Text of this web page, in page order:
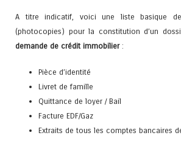
A titre indicatif, voici une liste basique
(photocopies) pour la constitution d’un
demande de crédit immobilier:
Pièce d’identité
Livret de famille
Quittance de loyer / Bail
Facture EDF/Gaz
Extraits de tous les comptes bancaires